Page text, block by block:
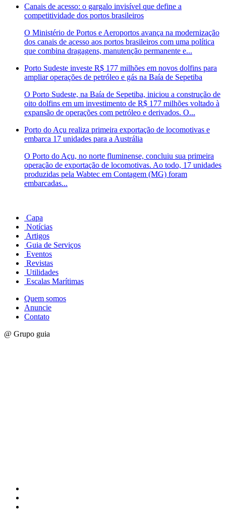
Canais de acesso: o gargalo invisível que define a
competitividade dos portos brasileiros
O Ministério de Portos e Aeroportos avança na modernização
dos canais de acesso aos portos brasileiros com uma política
que combina dragagens, manutenção permanente e...
Porto Sudeste investe R$ 177 milhões em novos dolfins para
ampliar operações de petróleo e gás na Baía de Sepetiba
O Porto Sudeste, na Baía de Sepetiba, iniciou a construção de
oito dolfins em um investimento de R$ 177 milhões voltado à
expansão de operações com petróleo e derivados. O...
Porto do Açu realiza primeira exportação de locomotivas e
embarca 17 unidades para a Austrália
O Porto do Açu, no norte fluminense, concluiu sua primeira
operação de exportação de locomotivas. Ao todo, 17 unidades
produzidas pela Wabtec em Contagem (MG) foram
embarcadas...
Capa
Notícias
Artigos
Guia de Serviços
Eventos
Revistas
Utilidades
Escalas Marítimas
Quem somos
Anuncie
Contato
@ Grupo guia